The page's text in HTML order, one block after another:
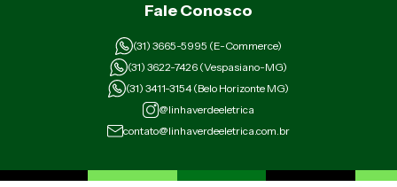
Fale Conosco
(31) 3665-5995 (E-Commerce)
(31) 3622-7426 (Vespasiano-MG)
(31) 3411-3154 (Belo Horizonte MG)
@linhaverdeeletrica
contato@linhaverdeeletrica.com.br